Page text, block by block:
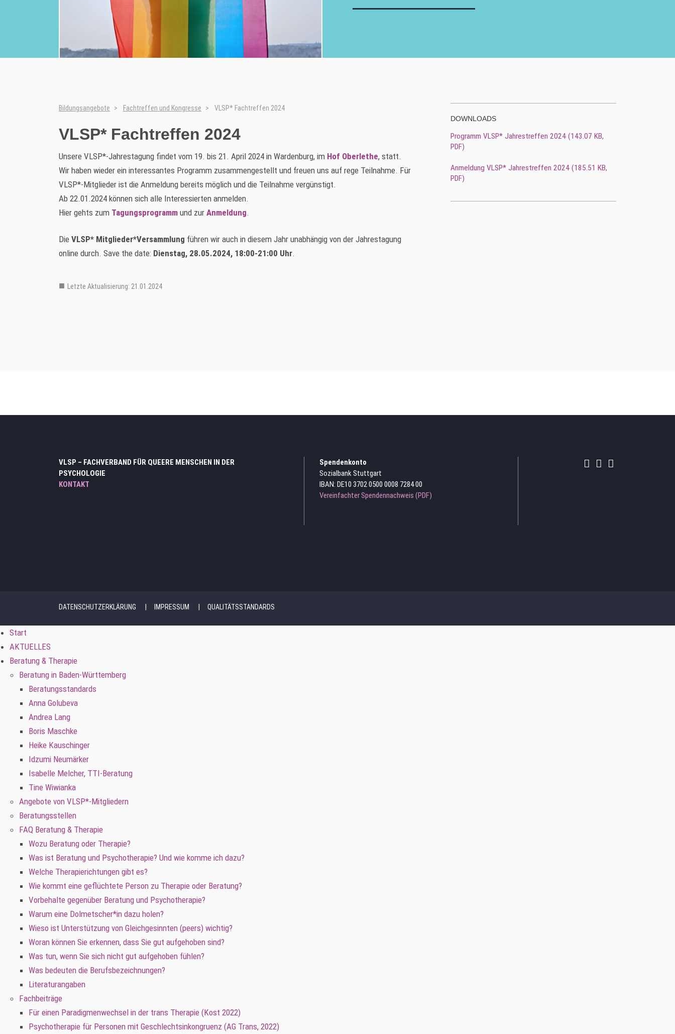
Bildungsangebote Fachtreffen und Kongresse VLSP* Fachtreffen 2024
VLSP* Fachtreffen 2024
Unsere VLSP*-Jahrestagung findet vom 19. bis 21. April 2024 in Wardenburg, im Hof Oberlethe, statt.
Wir haben wieder ein interessantes Programm zusammengestellt und freuen uns auf rege Teilnahme. Für
VLSP*-Mitglieder ist die Anmeldung bereits möglich und die Teilnahme vergünstigt.
Ab 22.01.2024 können sich alle Interessierten anmelden.
Hier gehts zum Tagungsprogramm und zur Anmeldung.
Die VLSP* Mitglieder*Versammlung führen wir auch in diesem Jahr unabhängig von der Jahrestagung
online durch. Save the date: Dienstag, 28.05.2024, 18:00-21:00 Uhr.
Letzte Aktualisierung: 21.01.2024
DOWNLOADS
Programm VLSP* Jahrestreffen 2024 (143.07 KB,
PDF)
Anmeldung VLSP* Jahrestreffen 2024 (185.51 KB,
PDF)
VLSP – FACHVERBAND FÜR QUEERE MENSCHEN IN DER
PSYCHOLOGIE
KONTAKT
Spendenkonto
Sozialbank Stuttgart
IBAN: DE10 3702 0500 0008 7284 00
Vereinfachter Spendennachweis (PDF)
DATENSCHUTZERKLÄRUNG IMPRESSUM QUALITÄTSSTANDARDS
Start
AKTUELLES
Beratung & Therapie
Beratung in Baden-Württemberg
Beratungsstandards
Anna Golubeva
Andrea Lang
Boris Maschke
Heike Kauschinger
Idzumi Neumärker
Isabelle Melcher, TTI-Beratung
Tine Wiwianka
Angebote von VLSP*-Mitgliedern
Beratungsstellen
FAQ Beratung & Therapie
Wozu Beratung oder Therapie?
Was ist Beratung und Psychotherapie? Und wie komme ich dazu?
Welche Therapierichtungen gibt es?
Wie kommt eine geflüchtete Person zu Therapie oder Beratung?
Vorbehalte gegenüber Beratung und Psychotherapie?
Warum eine Dolmetscher*in dazu holen?
Wieso ist Unterstützung von Gleichgesinnten (peers) wichtig?
Woran können Sie erkennen, dass Sie gut aufgehoben sind?
Was tun, wenn Sie sich nicht gut aufgehoben fühlen?
Was bedeuten die Berufsbezeichnungen?
Literaturangaben
Fachbeiträge
Für einen Paradigmenwechsel in der trans Therapie (Kost 2022)
Psychotherapie für Personen mit Geschlechtsinkongruenz (AG Trans, 2022)